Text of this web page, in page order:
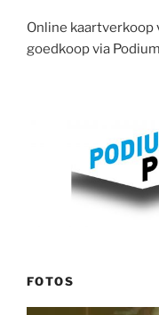
Online kaartverkoop
goedkoop via
FOTOS